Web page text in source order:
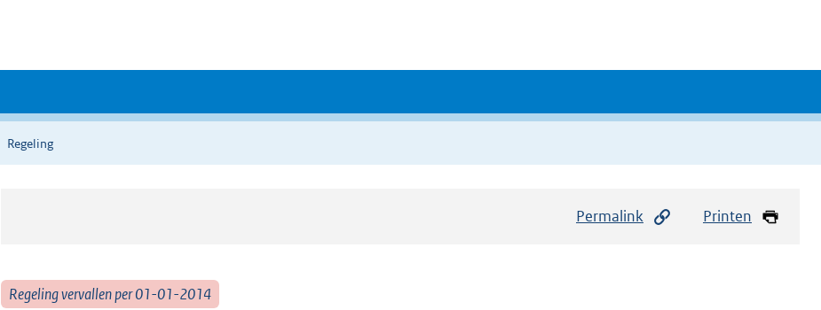
Regeling
Permalink Printen
Regeling vervallen per 01-01-2014